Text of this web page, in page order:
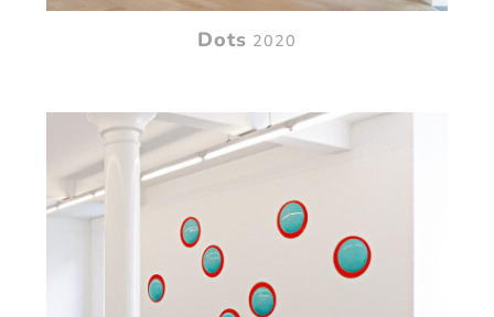
Dots 2020